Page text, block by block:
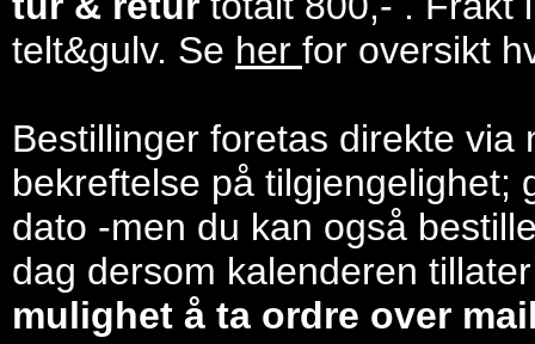
telt&gulv. Se her for oversikt
Bestillinger foretas direkte
bekreftelse på tilgjengelighet;
dato -men du kan også
dag dersom kalenderen
mulighet å ta ordre over